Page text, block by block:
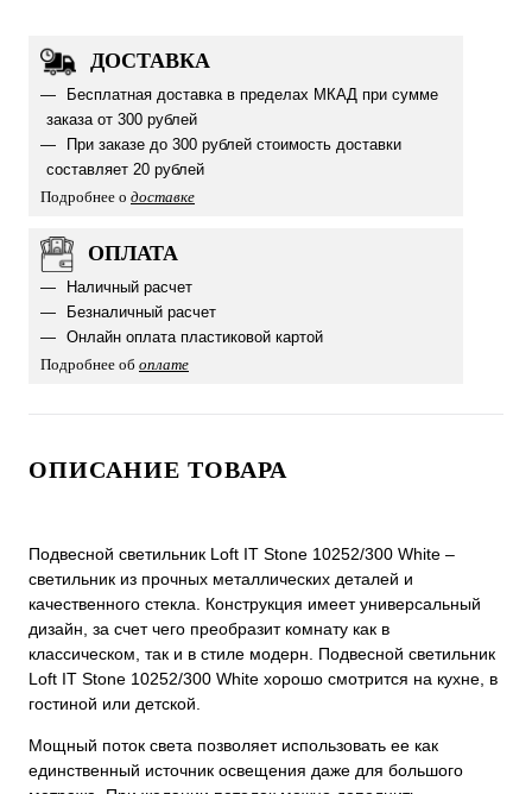
ДОСТАВКА
Бесплатная доставка в пределах МКАД при сумме
заказа от 300 рублей
При заказе до 300 рублей стоимость доставки
составляет 20 рублей
Подробнее о доставке
ОПЛАТА
Наличный расчет
Безналичный расчет
Онлайн оплата пластиковой картой
Подробнее об оплате
ОПИСАНИЕ ТОВАРА
Подвесной светильник Loft IT Stone 10252/300 White –
светильник из прочных металлических деталей и
качественного стекла. Конструкция имеет универсальный
дизайн, за счет чего преобразит комнату как в
классическом, так и в стиле модерн. Подвесной светильник
Loft IT Stone 10252/300 White хорошо смотрится на кухне, в
гостиной или детской.
Мощный поток света позволяет использовать ее как
единственный источник освещения даже для большого